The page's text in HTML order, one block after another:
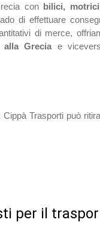
con bilici,
di effettuare
di merce,
alla Grecia e
Trasporti può
per il